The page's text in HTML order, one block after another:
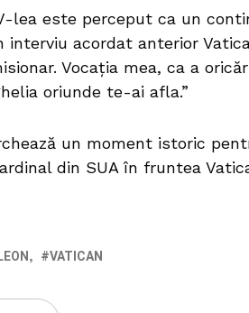
lea este perceput ca un
interviu acordat anterior
Vocația mea, ca a
oriunde te-ai afla.”
un moment istoric
din SUA în fruntea
VATICAN